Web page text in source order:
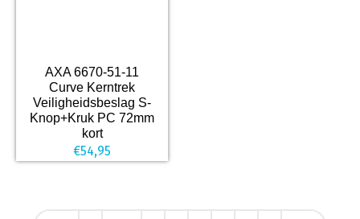
AXA 6670-51-11
Curve Kerntrek
Veiligheidsbeslag S-
Knop+Kruk PC 72mm
kort
€54,95